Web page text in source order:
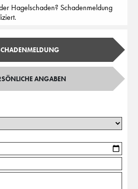
Hagelschaden? Schadenmeldung
ANGABEN